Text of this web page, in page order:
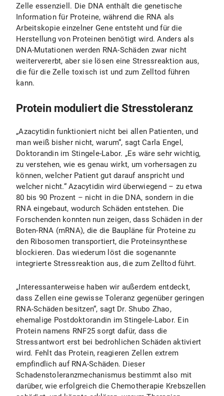
Zelle essenziell. Die DNA enthält die genetische
Information für Proteine, während die RNA als
Arbeitskopie einzelner Gene entsteht und für die
Herstellung von Proteinen benötigt wird. Anders als
DNA-Mutationen werden RNA-Schäden zwar nicht
weitervererbt, aber sie lösen eine Stressreaktion aus,
die für die Zelle toxisch ist und zum Zelltod führen
kann.
Protein moduliert die Stresstoleranz
„Azacytidin funktioniert nicht bei allen Patienten, und
man weiß bisher nicht, warum“, sagt Carla Engel,
Doktorandin im Stingele-Labor. „Es wäre sehr wichtig,
zu verstehen, wie es genau wirkt, um vorhersagen zu
können, welcher Patient gut darauf anspricht und
welcher nicht.“ Azacytidin wird überwiegend – zu etwa
80 bis 90 Prozent – nicht in die DNA, sondern in die
RNA eingebaut, wodurch Schäden entstehen. Die
Forschenden konnten nun zeigen, dass Schäden in der
Boten-RNA (mRNA), die die Baupläne für Proteine zu
den Ribosomen transportiert, die Proteinsynthese
blockieren. Das wiederum löst die sogenannte
integrierte Stressreaktion aus, die zum Zelltod führt.
„Interessanterweise haben wir außerdem entdeckt,
dass Zellen eine gewisse Toleranz gegenüber geringen
RNA-Schäden besitzen“, sagt Dr. Shubo Zhao,
ehemalige Postdoktorandin im Stingele-Labor. Ein
Protein namens RNF25 sorgt dafür, dass die
Stressantwort erst bei bedrohlichen Schäden aktiviert
wird. Fehlt das Protein, reagieren Zellen extrem
empfindlich auf RNA-Schäden. Dieser
Schadenstoleranzmechanismus bestimmt also mit
darüber, wie erfolgreich die Chemotherapie Krebszellen